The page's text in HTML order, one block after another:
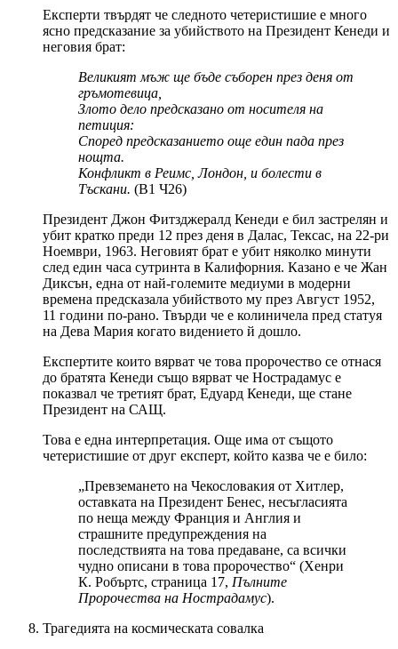
Експерти твърдят че следното четеристишие е много
ясно предсказание за убийството на Президент Кенеди и
неговия брат:
Великият мъж ще бъде съборен през деня от
гръмотевица,
Злото дело предсказано от носителя на
петиция:
Според предсказанието още един пада през
нощта.
Конфликт в Реимc, Лондон, и болести в
Тъскани. (В1 Ч26)
Президент Джон Фитзджералд Кенеди е бил застрелян и
убит кратко преди 12 през деня в Далас, Тексас, на 22-ри
Ноември, 1963. Неговият брат е убит няколко минути
след един часа сутринта в Калифорния. Казано е че Жан
Диксън, една от най-големите медиуми в модерни
времена предсказала убийството му през Август 1952,
11 години по-рано. Твърди че е колиничела пред статуя
на Дева Мария когато видението й дошло.
Експертите които вярват че това пророчество се отнася
до братята Кенеди също вярват че Нострадамус е
показвал че третият брат, Едуард Кенеди, ще стане
Президент на САЩ.
Това е една интерпретация. Още има от същото
четеристишие от друг експерт, който казва че е било:
„Превземането на Чекословакия от Хитлер,
оставката на Президент Бенес, несъгласията
по неща между Франция и Англия и
страшните предупреждения на
последствията на това предаване, са всички
чудно описани в това пророчество“ (Хенри
К. Робъртс, страница 17, Пълните
Пророчества на Нострадамус).
Трагедията на космическата совалка